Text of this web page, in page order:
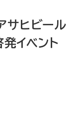
サヒビール
イベント